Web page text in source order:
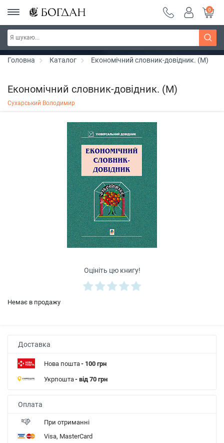
РОЗПРОДАЖ ~ 150 грн ~ 200 грн ~ 250 грн ~
300 грн ~ РОЗПРОДАЖ
Дізнатись більше
0
Головна Каталог Економічний словник-довідник. (М)
Економічний словник-довідник. (М)
Сухарський Володимир
Оцініть цю книгу!
Немає в продажу
Доставка
Нова пошта- 100 грн
Укрпошта- від 70 грн
Оплата
При отриманні
Visa, MasterCard